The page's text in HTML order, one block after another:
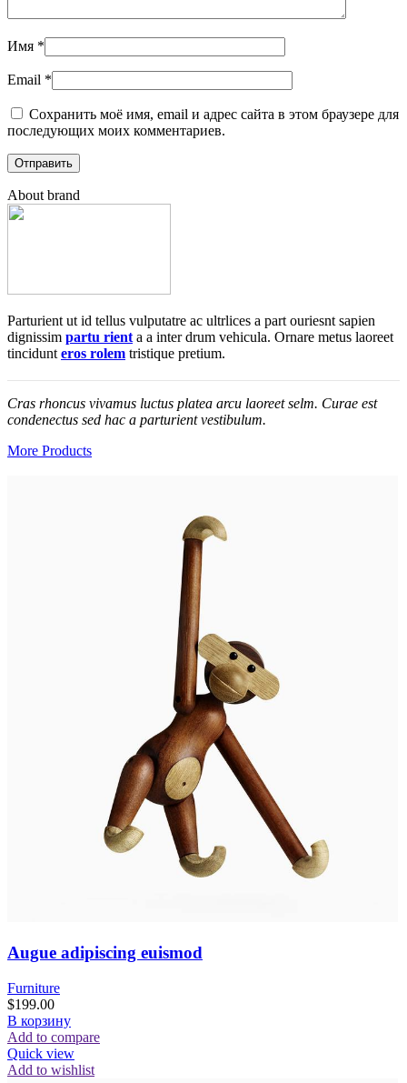
Имя *
Email *
Сохранить моё имя, email и адрес сайта в этом браузере для
последующих моих комментариев.
About brand
Parturient ut id tellus vulputatre ac ultrlices a part ouriesnt sapien
dignissim partu rienta a inter drum vehicula. Ornare metus laoreet
tincidunteros rolem tristique pretium.
Cras rhoncus vivamus luctus platea arcu laoreet selm. Curae est
condenectus sed hac a parturient vestibulum.
More Products
Augue adipiscing euismod
Furniture
$199.00
В корзину
Add to compare
Quick view
Add to wishlist